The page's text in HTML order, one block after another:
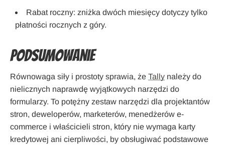
Rabat roczny: zniżka dwóch miesięcy dotyczy tylko
płatności rocznych z góry.
Podsumowanie
Równowaga siły i prostoty sprawia, że Tally należy do
nielicznych naprawdę wyjątkowych narzędzi do
formularzy. To potężny zestaw narzędzi dla projektantów
stron, deweloperów, marketerów, menedżerów e-
commerce i właścicieli stron, który nie wymaga karty
kredytowej ani cierpliwości, by obsługiwać podstawowe